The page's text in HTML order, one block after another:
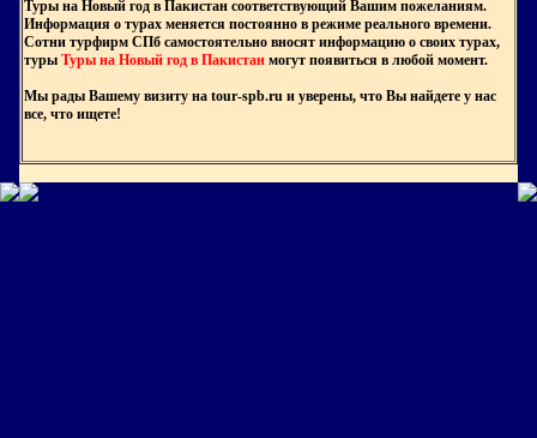
Туры на Новый год в Пакистан соответствующий Вашим пожеланиям.
Информация о турах меняется постоянно в режиме реального времени.
Сотни турфирм СПб самостоятельно вносят информацию о своих турах,
туры Туры на Новый год в Пакистан могут появиться в любой момент.
Мы рады Вашему визиту на tour-spb.ru и уверены, что Вы найдете у нас
все, что ищете!